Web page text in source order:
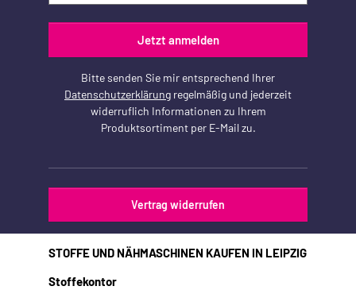
Jetzt anmelden
Bitte senden Sie mir entsprechend Ihrer
Datenschutzerklärung regelmäßig und jederzeit
widerruflich Informationen zu Ihrem
Produktsortiment per E-Mail zu.
Vertrag widerrufen
STOFFE UND NÄHMASCHINEN KAUFEN IN LEIPZIG
Stoffekontor